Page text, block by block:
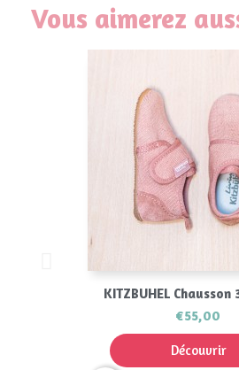
Vous aimerez
KITZBUHEL Chausson
€55,00
Découvrir